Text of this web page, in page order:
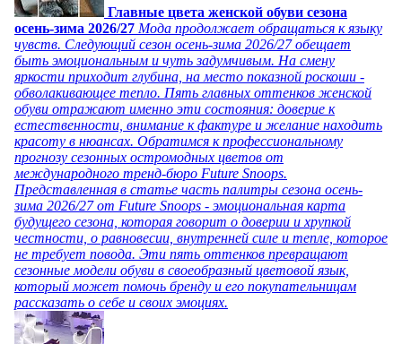
Главные цвета женской обуви сезона
осень-зима 2026/27 Мода продолжает обращаться к языку
чувств. Следующий сезон осень-зима 2026/27 обещает
быть эмоциональным и чуть задумчивым. На смену
яркости приходит глубина, на место показной роскоши -
обволакивающее тепло. Пять главных оттенков женской
обуви отражают именно эти состояния: доверие к
естественности, внимание к фактуре и желание находить
красоту в нюансах. Обратимся к профессиональному
прогнозу сезонных остромодных цветов от
международного тренд-бюро Future Snoops.
Представленная в статье часть палитры сезона осень-
зима 2026/27 от Future Snoops - эмоциональная карта
будущего сезона, которая говорит о доверии и хрупкой
честности, о равновесии, внутренней силе и тепле, которое
не требует повода. Эти пять оттенков превращают
сезонные модели обуви в своеобразный цветовой язык,
который может помочь бренду и его покупательницам
рассказать о себе и своих эмоциях.